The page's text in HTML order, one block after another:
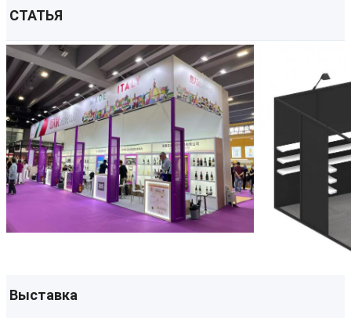
СТАТЬЯ
Выставка